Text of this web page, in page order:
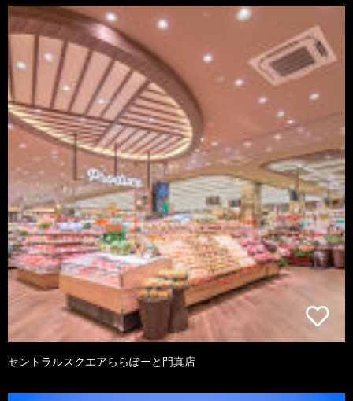
セントラルスクエアららぽーと門真店